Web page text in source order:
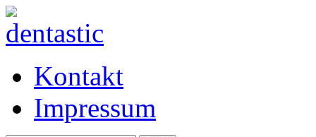
Kontakt
Impressum